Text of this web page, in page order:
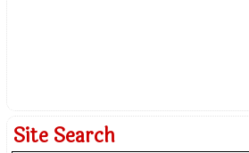
Site Search